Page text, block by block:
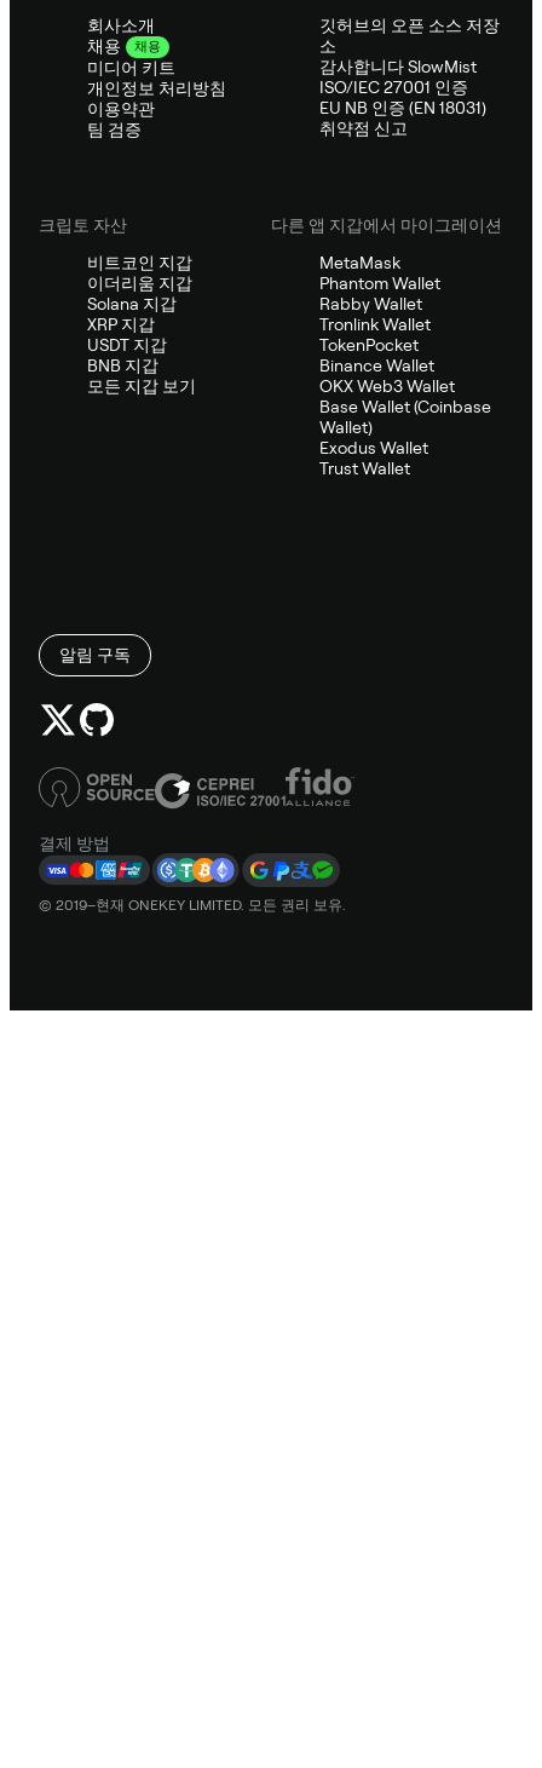
회사소개
채용
채용
미디어 키트
개인정보 처리방침
이용약관
팀 검증
깃허브의 오픈 소스 저장
소
감사합니다 SlowMist
ISO/IEC 27001 인증
EU NB 인증 (EN 18031)
취약점 신고
크립토 자산
비트코인 지갑
이더리움 지갑
Solana 지갑
XRP 지갑
USDT 지갑
BNB 지갑
모든 지갑 보기
다른 앱 지갑에서 마이그레이션
MetaMask
Phantom Wallet
Rabby Wallet
Tronlink Wallet
TokenPocket
Binance Wallet
OKX Web3 Wallet
Base Wallet (Coinbase
Wallet)
Exodus Wallet
Trust Wallet
알림 구독
결제 방법
© 2019–현재 ONEKEY LIMITED. 모든 권리 보유.